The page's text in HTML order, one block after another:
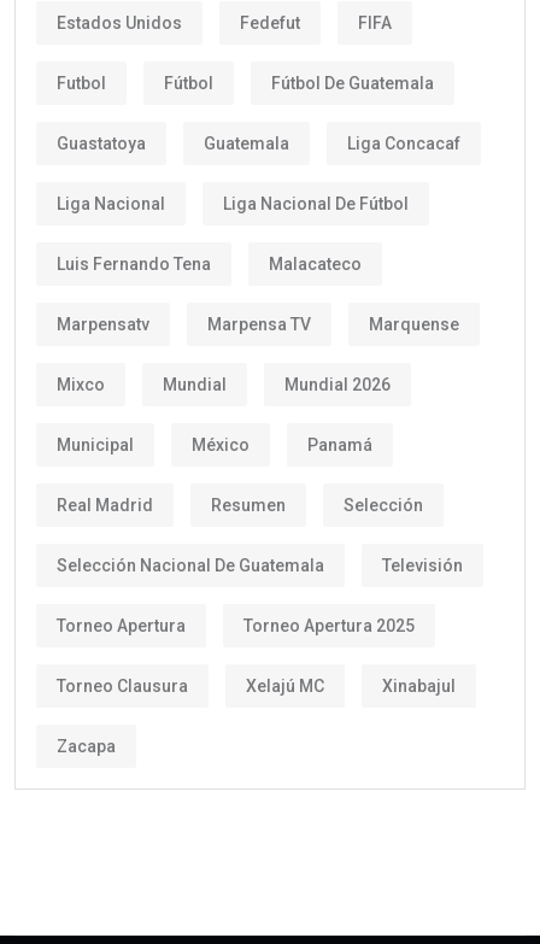
Estados Unidos Fedefut FIFA
Futbol Fútbol Fútbol De Guatemala
Guastatoya Guatemala Liga Concacaf
Liga Nacional Liga Nacional De Fútbol
Luis Fernando Tena Malacateco
Marpensatv Marpensa TV Marquense
Mixco Mundial Mundial 2026
Municipal México Panamá
Real Madrid Resumen Selección
Selección Nacional De Guatemala Televisión
Torneo Apertura Torneo Apertura 2025
Torneo Clausura Xelajú MC Xinabajul
Zacapa